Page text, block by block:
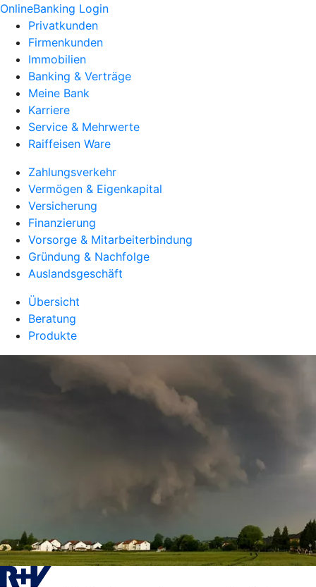
OnlineBanking Login
Privatkunden
Firmenkunden
Immobilien
Banking & Verträge
Meine Bank
Karriere
Service & Mehrwerte
Raiffeisen Ware
Zahlungsverkehr
Vermögen & Eigenkapital
Versicherung
Finanzierung
Vorsorge & Mitarbeiterbindung
Gründung & Nachfolge
Auslandsgeschäft
Übersicht
Beratung
Produkte